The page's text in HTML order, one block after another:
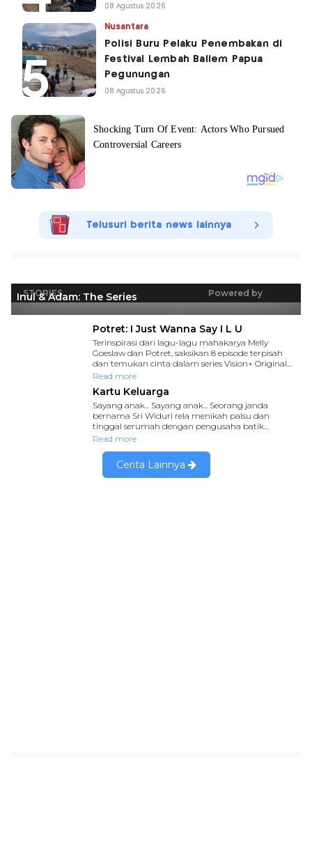
08 Agustus 2026
Nusantara
Polisi Buru Pelaku Penembakan di
Festival Lembah Baliem Papua
Pegunungan
08 Agustus 2026
Telusuri berita news lainnya